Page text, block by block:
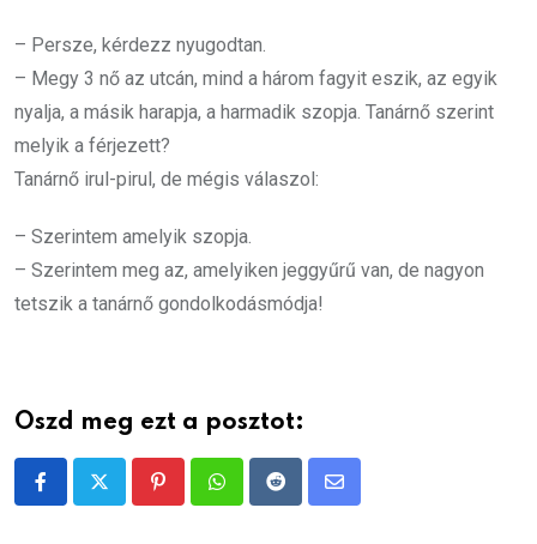
– Persze, kérdezz nyugodtan.
– Megy 3 nő az utcán, mind a három fagyit eszik, az egyik
nyalja, a másik harapja, a harmadik szopja. Tanárnő szerint
melyik a férjezett?
Tanárnő irul-pirul, de mégis válaszol:
– Szerintem amelyik szopja.
– Szerintem meg az, amelyiken jeggyűrű van, de nagyon
tetszik a tanárnő gondolkodásmódja!
Oszd meg ezt a posztot:
PinterestWhatsappRedditShare